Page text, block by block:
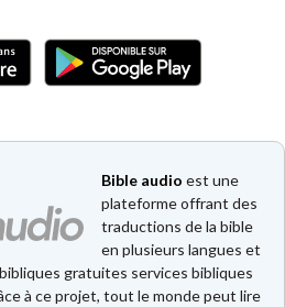
Bible audio est une
plateforme offrant des
traductions de la bible
en plusieurs langues et
gratuites services bibliques
à ce projet, tout le monde peut lire